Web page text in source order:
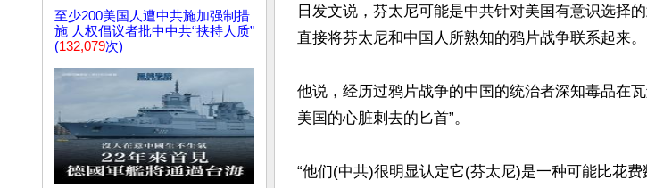
至少200美国人遭中共施加强制措
施 人权倡议者批中中共“挟持人质”
(132,079次)
日发文说，芬太尼可能是中共针对美国有意识选择
直接将芬太尼和中国人所熟知的鸦片战争联系起来。
他说，经历过鸦片战争的中国的统治者深知毒品在
美国的心脏刺去的匕首”。
“他们(中共)很明显认定它(芬太尼)是一种可能比花